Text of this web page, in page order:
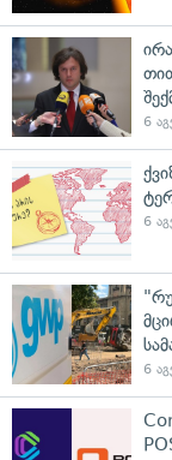
6
6
6